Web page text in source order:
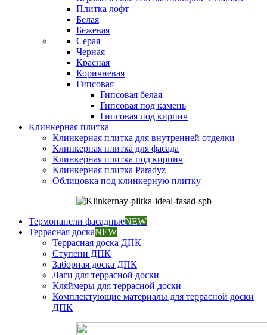
Плитка лофт
Белая
Бежевая
Серая
Черная
Красная
Коричневая
Гипсовая
Гипсовая белая
Гипсовая под камень
Гипсовая под кирпич
Клинкерная плитка
Клинкерная плитка для внутренней отделки
Клинкерная плитка для фасада
Клинкерная плитка под кирпич
Клинкерная плитка Paradyz
Облицовка под клинкерную плитку
Термопанели фасадныеNEW
Террасная доскаNEW
Террасная доска ДПК
Ступени ДПК
Заборная доска ДПК
Лаги для террасной доски
Кляймеры для террасной доски
Комплектующие материалы для террасной доски
ДПК